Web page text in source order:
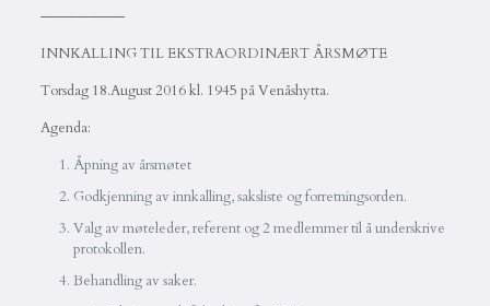
———————
INNKALLING TIL EKSTRAORDINÆRT ÅRSMØTE
Torsdag 18.August 2016 kl. 1945 på Venåshytta.
Agenda:
Åpning av årsmøtet
Godkjenning av innkalling, saksliste og forretningsorden.
Valg av møteleder, referent og 2 medlemmer til å underskrive
protokollen.
Behandling av saker.